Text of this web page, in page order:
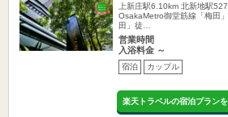
上新庄駅6.10km 北新地駅
OsakaMetro御堂筋線「梅田
田」徒…
営業時間
入浴料金 ～
宿泊 カップル
楽天トラベルの宿泊プラン